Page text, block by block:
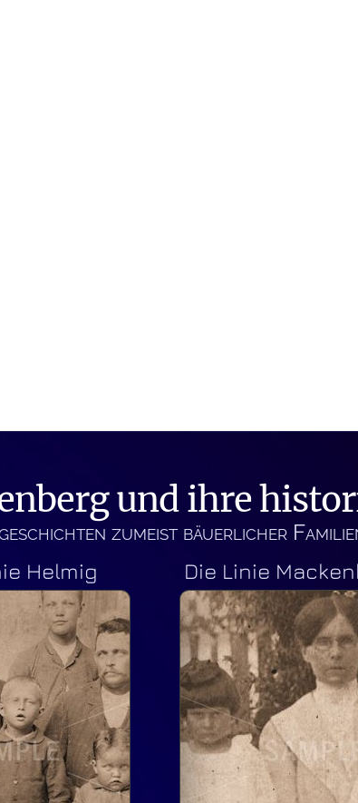
und ihre
zumeist bäuerlicher
Helmig Die Linie
Ferdinand
Mackenberg
Ferdinand
wurde
1897 in Werne
geboren.
Anna
Sie
wurde